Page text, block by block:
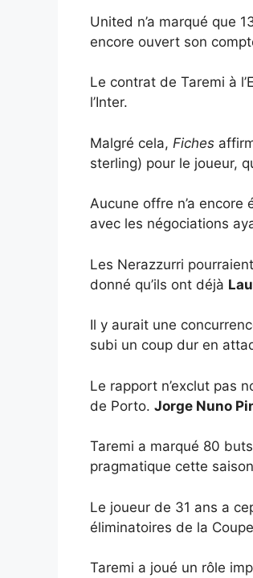
United n’a marqué que
encore ouvert son
Le contrat de Taremi à
l’Inter.
Malgré cela, Fiches
sterling) pour le joueur,
Aucune offre n’a encore
avec les négociations
Les Nerazzurri
donné qu’ils ont déjà
Il y aurait une
subi un coup dur en
Le rapport n’exclut pas
de Porto. Jorge Nuno
Taremi a marqué 80
pragmatique cette
Le joueur de 31 ans a
éliminatoires de la
Taremi a joué un rôle